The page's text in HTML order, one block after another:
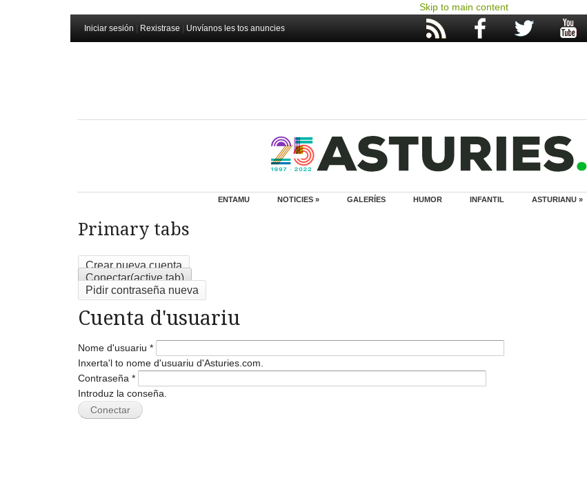
Skip to main content
Iniciar sesión Rexistrase Unvíanos les tos anuncies
ENTAMU NOTICIES » GALERÍES HUMOR INFANTIL ASTURIANU »
Primary tabs
Crear nueva cuenta
Conectar(active tab)
Pidir contraseña nueva
Cuenta d'usuariu
Nome d'usuariu *
Inxerta'l to nome d'usuariu d'Asturies.com.
Contraseña *
Introduz la conseña.